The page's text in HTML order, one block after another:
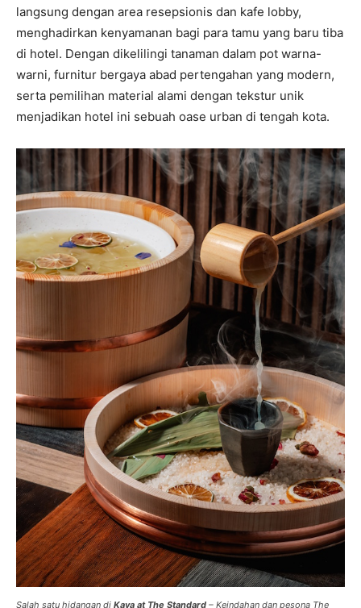
langsung dengan area resepsionis dan kafe lobby,
menghadirkan kenyamanan bagi para tamu yang baru tiba
di hotel. Dengan dikelilingi tanaman dalam pot warna-
warni, furnitur bergaya abad pertengahan yang modern,
serta pemilihan material alami dengan tekstur unik
menjadikan hotel ini sebuah oase urban di tengah kota.
Salah satu hidangan di Kaya at The Standard – Keindahan dan pesona The